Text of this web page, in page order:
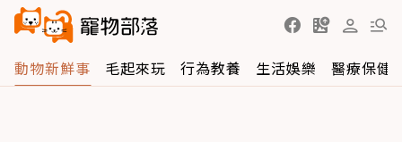
動物新鮮事 毛起來玩 行為教養 生活娛樂 醫療保健